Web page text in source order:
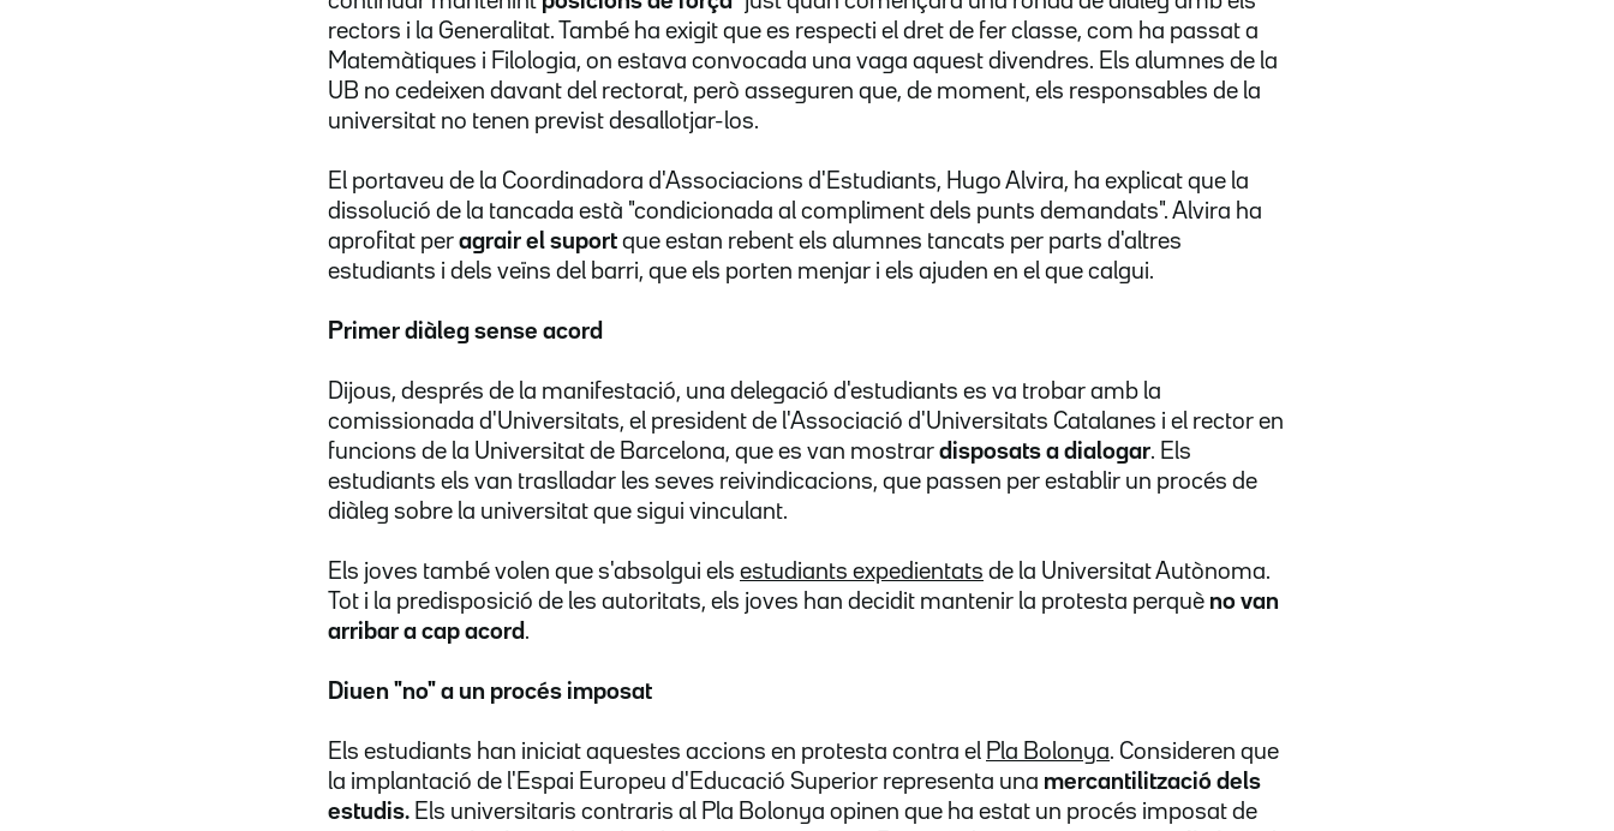
rectors i la Generalitat. També ha exigit que es respecti el dret de fer classe, com ha passat a
Matemàtiques i Filologia, on estava convocada una vaga aquest divendres. Els alumnes de la
UB no cedeixen davant del rectorat, però asseguren que, de moment, els responsables de la
universitat no tenen previst desallotjar-los.
El portaveu de la Coordinadora d'Associacions d'Estudiants, Hugo Alvira, ha explicat que la
dissolució de la tancada està "condicionada al compliment dels punts demandats". Alvira ha
aprofitat per agrair el suport que estan rebent els alumnes tancats per parts d'altres
estudiants i dels veïns del barri, que els porten menjar i els ajuden en el que calgui.
Primer diàleg sense acord
Dijous, després de la manifestació, una delegació d'estudiants es va trobar amb la
comissionada d'Universitats, el president de l'Associació d'Universitats Catalanes i el rector en
funcions de la Universitat de Barcelona, que es van mostrar disposats a dialogar. Els
estudiants els van traslladar les seves reivindicacions, que passen per establir un procés de
diàleg sobre la universitat que sigui vinculant.
Els joves també volen que s'absolgui els estudiants expedientats de la Universitat Autònoma.
Tot i la predisposició de les autoritats, els joves han decidit mantenir la protesta perquè no van
arribar a cap acord .
Diuen "no" a un procés imposat
Els estudiants han iniciat aquestes accions en protesta contra el Pla Bolonya. Consideren que
la implantació de l'Espai Europeu d'Educació Superior representa una mercantilització dels
estudis. Els universitaris contraris al Pla Bolonya opinen que ha estat un procés imposat de